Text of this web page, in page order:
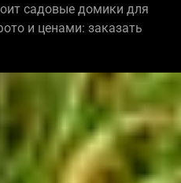
садовые домики для
и ценами: заказать